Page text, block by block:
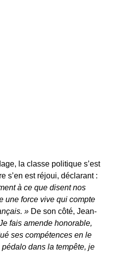
la classe politique s’est
s’en est réjoui, déclarant :
à ce que disent nos
une force vive qui compte
»De son côté, Jean-
fais amende honorable,
ses compétences en le
dans la tempête, je